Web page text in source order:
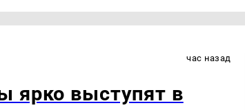
час назад
ярко выступят в